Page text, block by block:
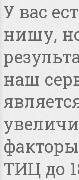
У вас
нишу,
наш
ТИЦ до